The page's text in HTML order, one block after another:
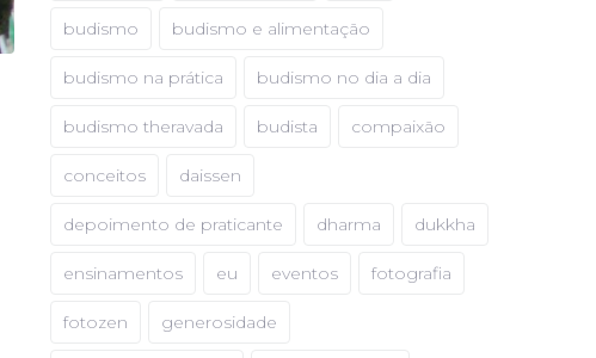
budismo budismo e alimentação
budismo na prática budismo no dia a dia
budismo theravada budista compaixão
conceitos daissen
depoimento de praticante dharma dukkha
ensinamentos eu eventos fotografia
fotozen generosidade